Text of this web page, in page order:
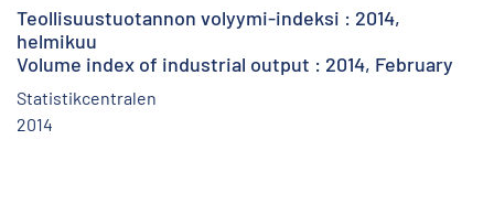
Teollisuustuotannon volyymi-indeksi : 2014,
helmikuu
Volume index of industrial output : 2014, February
Statistikcentralen
2014